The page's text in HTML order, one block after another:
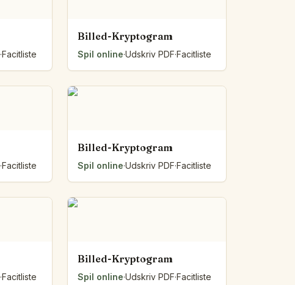
·Facitliste
Billed-Kryptogram
Spil online·Udskriv PDF·Facitliste
·Facitliste
Billed-Kryptogram
Spil online·Udskriv PDF·Facitliste
·Facitliste
Billed-Kryptogram
Spil online·Udskriv PDF·Facitliste